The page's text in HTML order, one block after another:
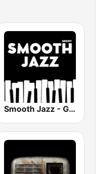
Smooth Jazz - Groov